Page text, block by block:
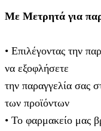
Με Μετρητά για
• Επιλέγοντας την
να εξοφλήσετε
την παραγγελία σας
των προϊόντων
• Το φαρμακείο μας